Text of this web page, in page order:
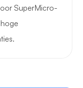
SuperMicro-